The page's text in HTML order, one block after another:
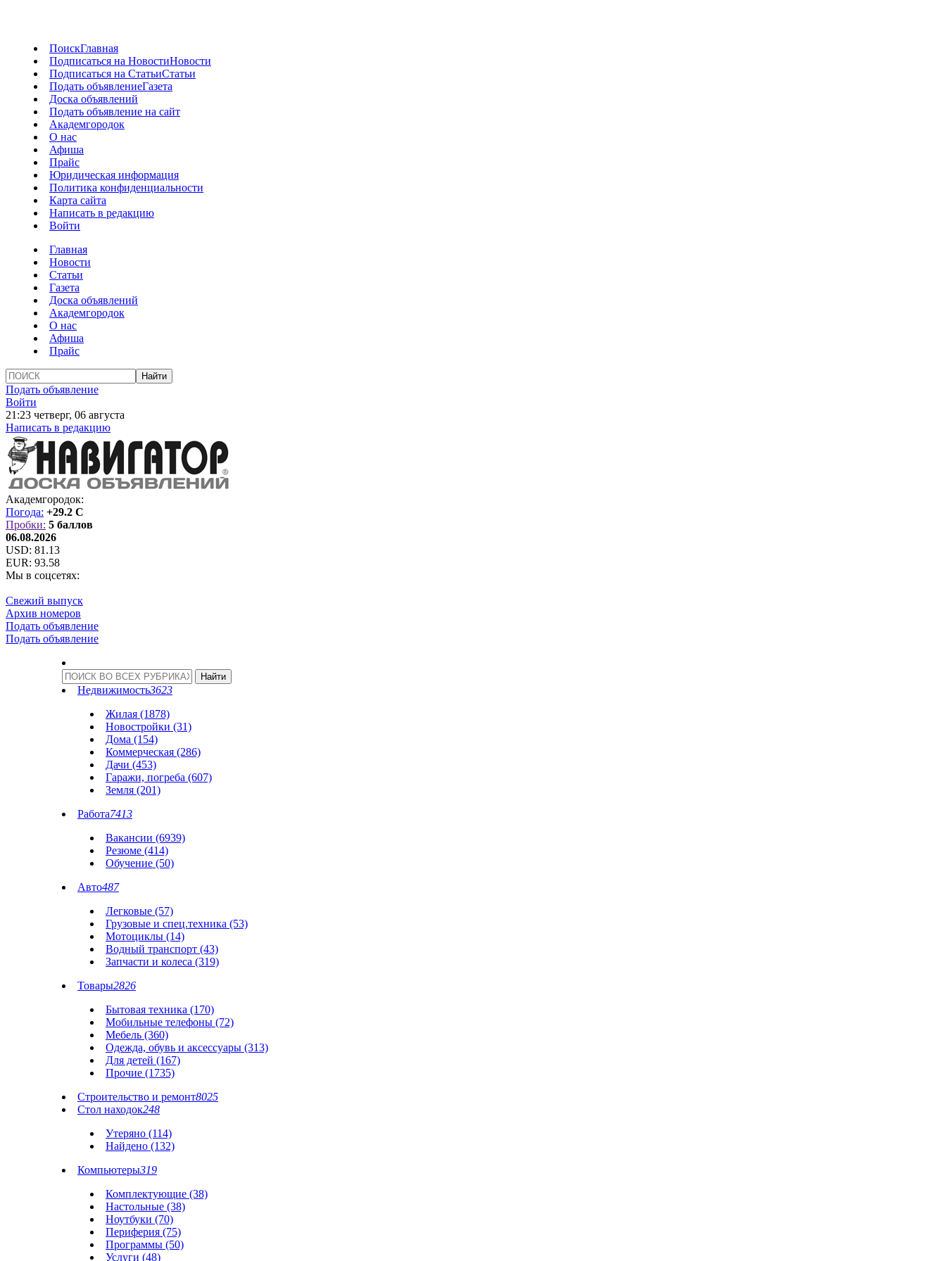
ПоискГлавная
Подписаться на НовостиНовости
Подписаться на СтатьиСтатьи
Подать объявлениеГазета
Доска объявлений
Подать объявление на сайт
Академгородок
О нас
Афиша
Прайс
Юридическая информация
Политика конфиденциальности
Карта сайта
Написать в редакцию
Войти
Главная
Новости
Статьи
Газета
Доска объявлений
Академгородок
О нас
Афиша
Прайс
Подать объявление
Войти
21:23 четверг, 06 августа
Написать в редакцию
Академгородок:
Погода: +29.2 C
Пробки: 5 баллов
06.08.2026
USD: 81.13
EUR: 93.58
Мы в соцсетях:
Свежий выпуск
Архив номеров
Подать объявление
Подать объявление
Недвижимость3623
Жилая (1878)
Новостройки (31)
Дома (154)
Коммерческая (286)
Дачи (453)
Гаражи, погреба (607)
Земля (201)
Работа7413
Вакансии (6939)
Резюме (414)
Обучение (50)
Авто487
Легковые (57)
Грузовые и спец.техника (53)
Мотоциклы (14)
Водный транспорт (43)
Запчасти и колеса (319)
Товары2826
Бытовая техника (170)
Мобильные телефоны (72)
Мебель (360)
Одежда, обувь и аксессуары (313)
Для детей (167)
Прочие (1735)
Строительство и ремонт8025
Стол находок248
Утеряно (114)
Найдено (132)
Компьютеры319
Комплектующие (38)
Настольные (38)
Ноутбуки (70)
Периферия (75)
Программы (50)
Услуги (48)